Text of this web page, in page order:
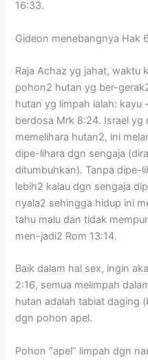
16:33.
Gideon menebangnya Hak
Raja Achaz yg jahat, waktu
pohon2 hutan yg ber-
hutan yg limpah ialah: kayu
berdosa Mrk 8:24. Israel
memelihara hutan2, ini
dipe-lihara dgn sengaja
ditumbuhkan). Tanpa dipe-
lebih2 kalau dgn sengaja
nyala2 sehingga hidup ini
tahu malu dan tidak
men-jadi2 Rom 13:14.
Baik dalam hal sex, ingin
2:16, semua melimpah
hutan adalah tabiat daging
dgn pohon apel.
Pohon “apel” limpah dgn